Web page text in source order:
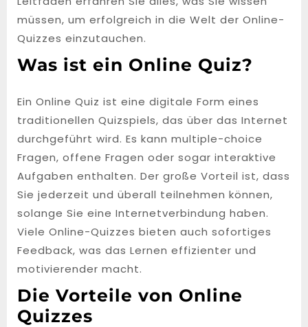
müssen, um erfolgreich in die Welt der Online-
Quizzes einzutauchen.
Was ist ein Online Quiz?
Ein Online Quiz ist eine digitale Form eines
traditionellen Quizspiels, das über das Internet
durchgeführt wird. Es kann multiple-choice
Fragen, offene Fragen oder sogar interaktive
Aufgaben enthalten. Der große Vorteil ist, dass
Sie jederzeit und überall teilnehmen können,
solange Sie eine Internetverbindung haben.
Viele Online-Quizzes bieten auch sofortiges
Feedback, was das Lernen effizienter und
motivierender macht.
Die Vorteile von Online
Quizzes